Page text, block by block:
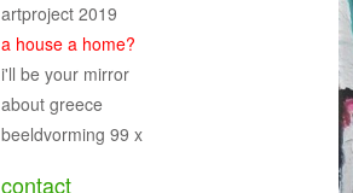
artproject 2019
a house a home?
i'll be your mirror
about greece
beeldvorming 99 x
contact